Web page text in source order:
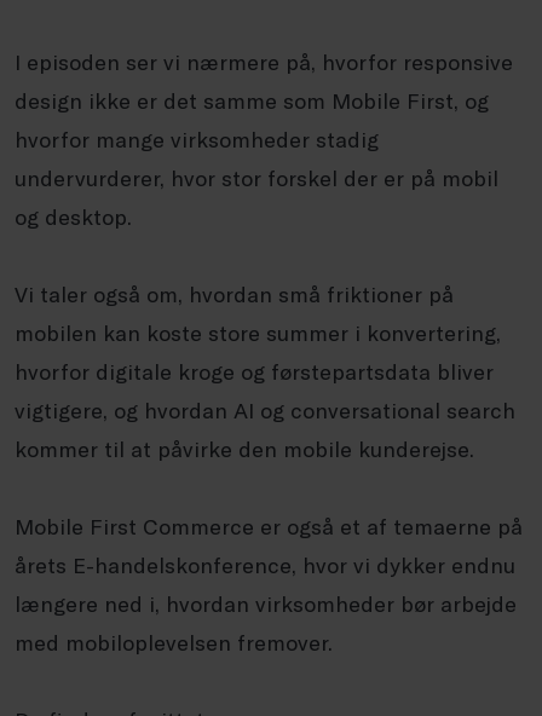
I episoden ser vi nærmere på, hvorfor responsive
design ikke er det samme som Mobile First, og
hvorfor mange virksomheder stadig
undervurderer, hvor stor forskel der er på mobil
og desktop.
Vi taler også om, hvordan små friktioner på
mobilen kan koste store summer i konvertering,
hvorfor digitale kroge og førstepartsdata bliver
vigtigere, og hvordan AI og conversational search
kommer til at påvirke den mobile kunderejse.
Mobile First Commerce er også et af temaerne på
årets E-handelskonference, hvor vi dykker endnu
længere ned i, hvordan virksomheder bør arbejde
med mobiloplevelsen fremover.